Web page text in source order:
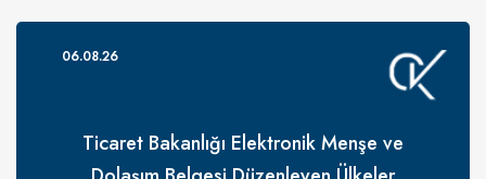
Ticaret Bakanlığı Elektronik Menşe ve
06.08.26